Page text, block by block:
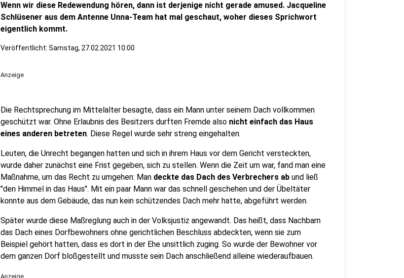
Wenn wir diese Redewendung hören, dann ist derjenige nicht gerade amused. Jacqueline
Schlüsener aus dem Antenne Unna-Team hat mal geschaut, woher dieses Sprichwort
eigentlich kommt.
Veröffentlicht: Samstag, 27.02.2021 10:00
Anzeige
Die Rechtsprechung im Mittelalter besagte, dass ein Mann unter seinem Dach vollkommen
geschützt war. Ohne Erlaubnis des Besitzers durften Fremde also nicht einfach das Haus
eines anderen betreten. Diese Regel wurde sehr streng eingehalten.
Leuten, die Unrecht begangen hatten und sich in ihrem Haus vor dem Gericht versteckten,
wurde daher zunächst eine Frist gegeben, sich zu stellen. Wenn die Zeit um war, fand man eine
Maßnahme, um das Recht zu umgehen: Man deckte das Dach des Verbrechers ab und ließ
"den Himmel in das Haus". Mit ein paar Mann war das schnell geschehen und der Übeltäter
konnte aus dem Gebäude, das nun kein schützendes Dach mehr hatte, abgeführt werden.
Später wurde diese Maßreglung auch in der Volksjustiz angewandt. Das heißt, dass Nachbarn
das Dach eines Dorfbewohners ohne gerichtlichen Beschluss abdeckten, wenn sie zum
Beispiel gehört hatten, dass es dort in der Ehe unsittlich zuging. So wurde der Bewohner vor
dem ganzen Dorf bloßgestellt und musste sein Dach anschließend alleine wiederaufbauen.
Anzeige